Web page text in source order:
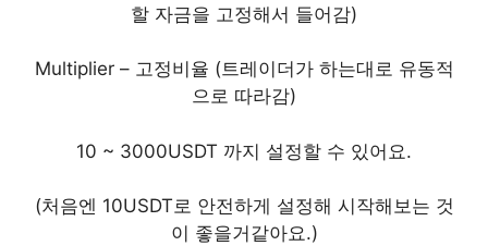
할 자금을 고정해서 들어감)
Multiplier – 고정비율 (트레이더가 하는대로 유동적
으로 따라감)
10 ~ 3000USDT 까지 설정할 수 있어요.
(처음엔 10USDT로 안전하게 설정해 시작해보는 것
이 좋을거같아요.)